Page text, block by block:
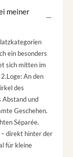
meiner
ein besonders
sich mitten im
An den
des
Abstand und
Geschehen.
Séparée.
– direkt hinter der
für kleine